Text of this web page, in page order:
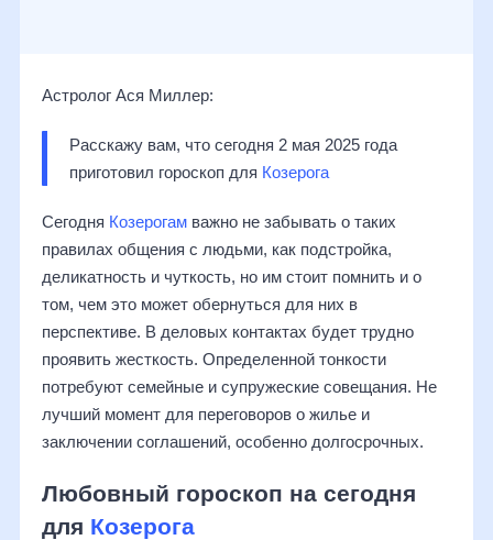
Астролог Ася Миллер:
Расскажу вам, что сегодня 2 мая 2025 года
приготовил гороскоп для Козерога
Сегодня Козерогам важно не забывать о таких
правилах общения с людьми, как подстройка,
деликатность и чуткость, но им стоит помнить и о
том, чем это может обернуться для них в
перспективе. В деловых контактах будет трудно
проявить жесткость. Определенной тонкости
потребуют семейные и супружеские совещания. Не
лучший момент для переговоров о жилье и
заключении соглашений, особенно долгосрочных.
Любовный гороскоп на сегодня
для Козерога